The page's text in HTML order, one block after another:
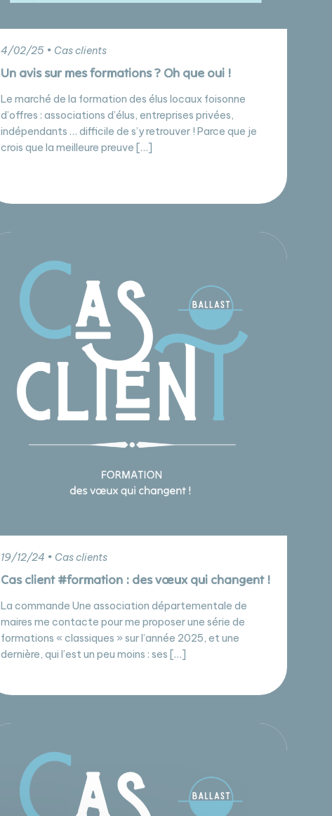
4/02/25 • Cas clients
Un avis sur mes formations ? Oh que oui !
Le marché de la formation des élus locaux foisonne
d’offres : associations d’élus, entreprises privées,
indépendants … difficile de s’y retrouver ! Parce que je
crois que la meilleure preuve […]
19/12/24 • Cas clients
Cas client #formation : des vœux qui changent !
La commande Une association départementale de
maires me contacte pour me proposer une série de
formations « classiques » sur l’année 2025, et une
dernière, qui l’est un peu moins : ses […]